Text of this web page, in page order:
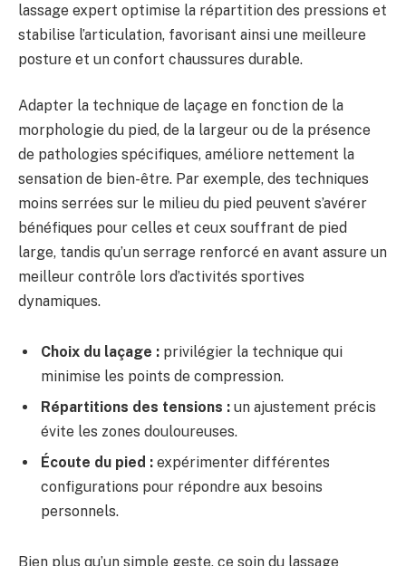
lassage expert optimise la répartition des pressions et
stabilise l’articulation, favorisant ainsi une meilleure
posture et un confort chaussures durable.
Adapter la technique de laçage en fonction de la
morphologie du pied, de la largeur ou de la présence
de pathologies spécifiques, améliore nettement la
sensation de bien-être. Par exemple, des techniques
moins serrées sur le milieu du pied peuvent s’avérer
bénéfiques pour celles et ceux souffrant de pied
large, tandis qu’un serrage renforcé en avant assure un
meilleur contrôle lors d’activités sportives
dynamiques.
Choix du laçage : privilégier la technique qui
minimise les points de compression.
Répartitions des tensions : un ajustement précis
évite les zones douloureuses.
Écoute du pied : expérimenter différentes
configurations pour répondre aux besoins
personnels.
Bien plus qu’un simple geste, ce soin du lassage